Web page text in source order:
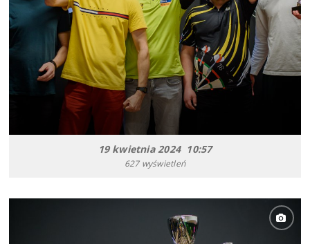
19 kwietnia 2024 10:57
627 wyświetleń